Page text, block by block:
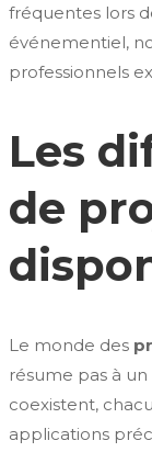
fréquentes lors
événementiel,
professionnels
Les
de
Le monde des
résume pas à
coexistent,
applications